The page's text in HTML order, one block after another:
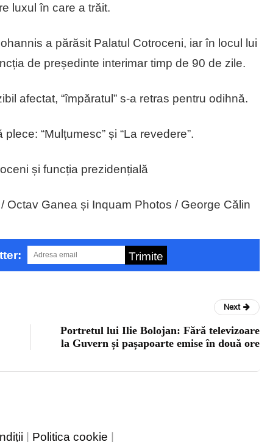
luxul în care a trăit.
a părăsit Palatul Cotroceni, iar în locul lui
de președinte interimar timp de 90 de zile.
afectat, “împăratul” s-a retras pentru odihnă.
“Mulțumesc” și “La revedere”.
și funcția prezidențială
Octav Ganea și Inquam Photos / George Călin
Trimite
Next
Portretul lui Ilie Bolojan: Fără televizoare
la Guvern și pașapoarte emise în două ore
| Politica cookie |